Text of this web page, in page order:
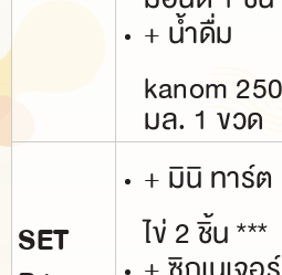
+ น้ำดื่ม
kanom 250
มล. 1 ขวด
SET
+ มินิ ทาร์ต
ไข่ 2 ชิ้น ***